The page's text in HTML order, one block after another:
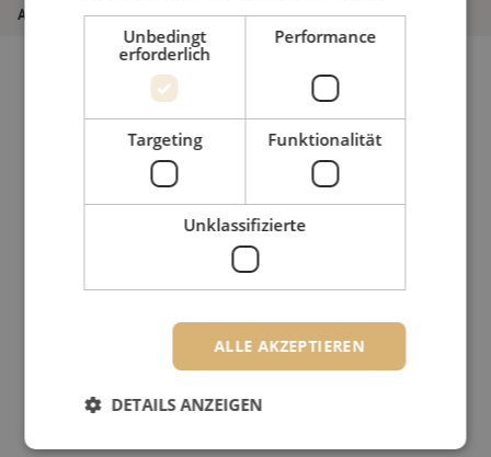
Artikel Nummer M00003044
Unbedingt
erforderlich
Performance
Targeting Funktionalität
Unklassifizierte
ALLE AKZEPTIEREN
DETAILS ANZEIGEN